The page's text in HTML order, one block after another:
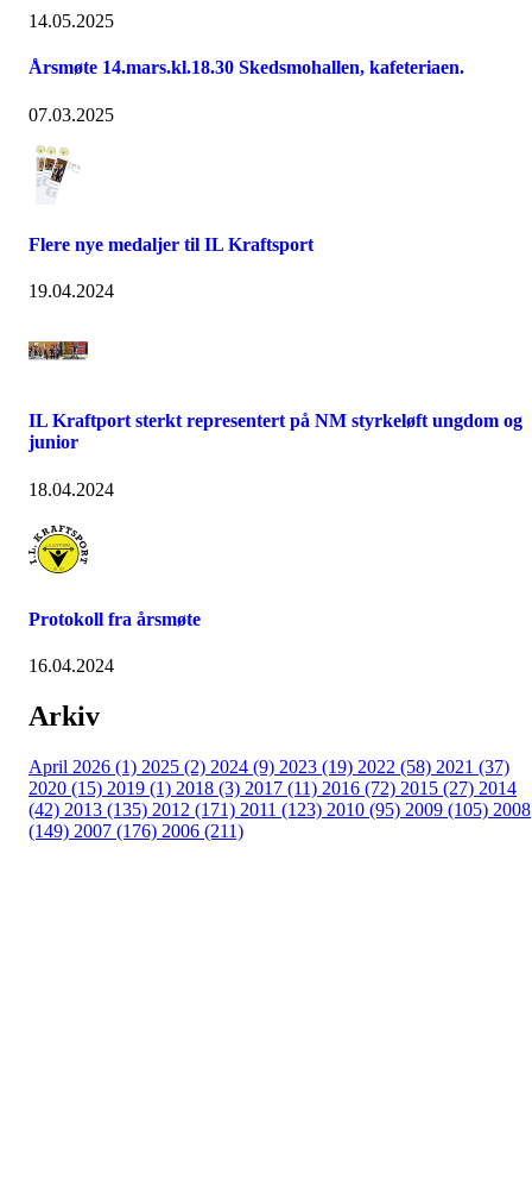
14.05.2025
Årsmøte 14.mars.kl.18.30 Skedsmohallen, kafeteriaen.
07.03.2025
Flere nye medaljer til IL Kraftsport
19.04.2024
IL Kraftport sterkt representert på NM styrkeløft ungdom og
junior
18.04.2024
Protokoll fra årsmøte
16.04.2024
Arkiv
April 2026 (1) 2025 (2) 2024 (9) 2023 (19) 2022 (58) 2021 (37)
2020 (15) 2019 (1) 2018 (3) 2017 (11) 2016 (72) 2015 (27) 2014
(42) 2013 (135) 2012 (171) 2011 (123) 2010 (95) 2009 (105) 2008
(149) 2007 (176) 2006 (211)